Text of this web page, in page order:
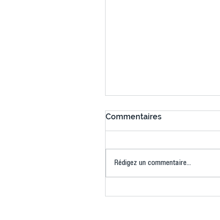
Commentaires
Rédigez un commentaire...